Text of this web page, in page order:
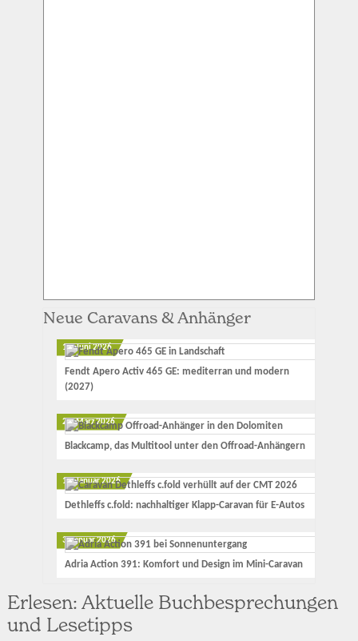
Neue Caravans & Anhänger
12. Juni 2026
Fendt Apero Activ 465 GE: mediterran und modern
(2027)
23. März 2026
Blackcamp, das Multitool unter den Offroad-Anhängern
17. Januar 2026
Dethleffs c.fold: nachhaltiger Klapp-Caravan für E-Autos
3. Januar 2026
Adria Action 391: Komfort und Design im Mini-Caravan
Erlesen: Aktuelle Buchbesprechungen
und Lesetipps